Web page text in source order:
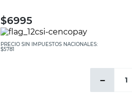
$6995
PRECIO SIN IMPUESTOS NACIONALES:
$5781
－